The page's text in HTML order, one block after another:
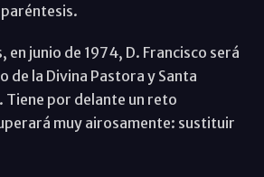
en junio de 1974, D. Francisco será
de la Divina Pastora y Santa
Tiene por delante un reto
muy airosamente: sustituir